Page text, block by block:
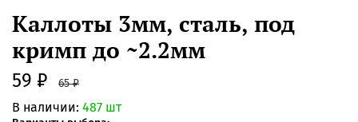
Каллоты 3мм, сталь, под
кримп до ~2.2мм
59 ₽ 65 ₽
В наличии: 487 шт